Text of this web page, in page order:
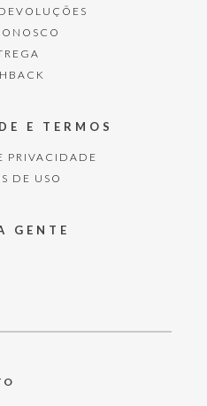
E TERMOS
PRIVACIDADE
DE USO
GENTE